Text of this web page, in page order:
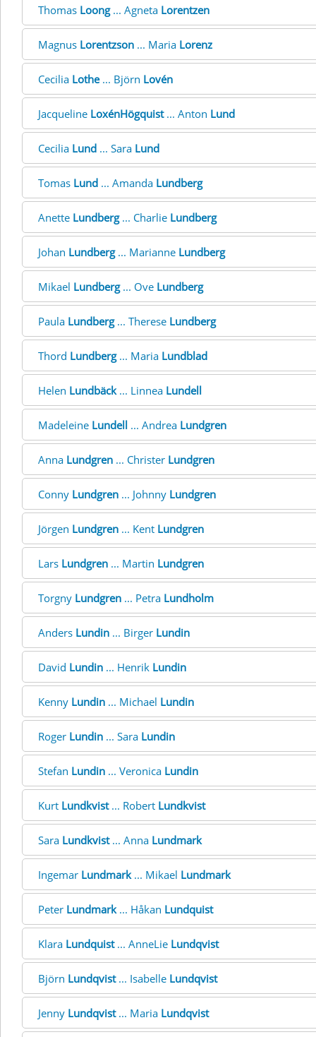
Thomas Loong... Agneta Lorentzen
Magnus Lorentzson ... Maria Lorenz
Cecilia Lothe... Björn Lovén
Jacqueline LoxénHögquist... Anton Lund
Cecilia Lund ... Sara Lund
Tomas Lund ... Amanda Lundberg
Anette Lundberg... Charlie Lundberg
Johan Lundberg... Marianne Lundberg
Mikael Lundberg... Ove Lundberg
Paula Lundberg... Therese Lundberg
Thord Lundberg... Maria Lundblad
Helen Lundbäck... Linnea Lundell
Madeleine Lundell ... Andrea Lundgren
Anna Lundgren ... Christer Lundgren
Conny Lundgren ... Johnny Lundgren
Jörgen Lundgren ... Kent Lundgren
Lars Lundgren ... Martin Lundgren
Torgny Lundgren ... Petra Lundholm
Anders Lundin ... Birger Lundin
David Lundin ... Henrik Lundin
Kenny Lundin ... Michael Lundin
Roger Lundin ... Sara Lundin
Stefan Lundin ... Veronica Lundin
Kurt Lundkvist... Robert Lundkvist
Sara Lundkvist... Anna Lundmark
Ingemar Lundmark... Mikael Lundmark
Peter Lundmark... Håkan Lundquist
Klara Lundquist... AnneLie Lundqvist
Björn Lundqvist... Isabelle Lundqvist
Jenny Lundqvist... Maria Lundqvist